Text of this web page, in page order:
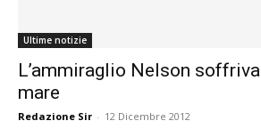
Ultime notizie
L’ammiraglio Nelson
mare
Redazione Sir - 12 Dicembre 2012